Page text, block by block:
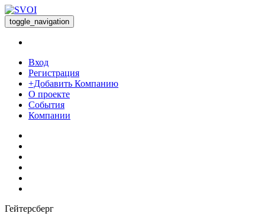
toggle_navigation
Вход
Регистрация
+Добавить Компанию
О проекте
События
Компании
Гейтерсберг